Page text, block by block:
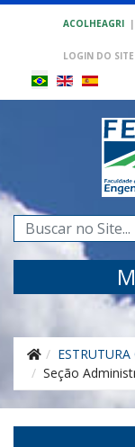
ACOLHEAGRI |
LOGIN DO SITE
Pesquisar...
Seção